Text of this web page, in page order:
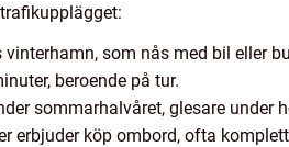
som nås med bil eller
beroende på tur.
sommarhalvåret, glesare under
erbjuder köp ombord, ofta